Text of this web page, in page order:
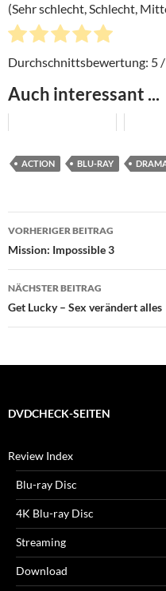
(Sehr schlecht, Schlecht,
Durchschnittsbewertung: 5
Auch interessant ...
ACTION BLU-RAY
VORHERIGER BEITRAG
Mission: Impossible 3
NÄCHSTER BEITRAG
Get Lucky – Sex verändert alles
DVDCHECK-SEITEN
Review Index
Blu-ray Disc
4K Blu-ray Disc
Streaming
Download